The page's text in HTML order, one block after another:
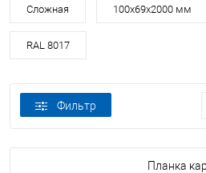
Сложная 100х69х2000 мм
RAL 8017
Фильтр
Планка